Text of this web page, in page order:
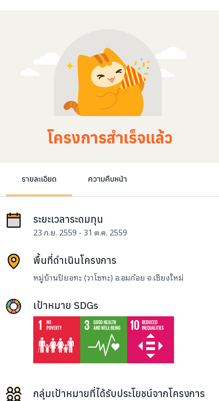
โครงการสำเร็จแล้ว
รายละเอียด ความคืบหน้า
ระยะเวลาระดมทุน
23 ก.ย. 2559 - 31 ต.ค. 2559
พื้นที่ดำเนินโครงการ
หมู่บ้านปิยอทะ (วาโซทะ) อ.อมก๋อย จ.เชียงใหม่
เป้าหมาย SDGs
กลุ่มเป้าหมายที่ได้รับประโยชน์จากโครงการ